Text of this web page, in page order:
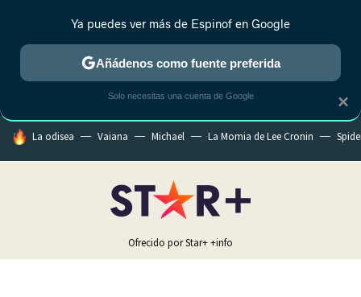
MENÚ NUEVO
ESTRENOS REALITY ANIME RANKINGS CINE
HOY SE HABLA DE
La odisea Vaiana Michael La Momia de Lee Cronin
Ofrecido por Star++info
×
Ya puedes ver más de Espinof en Google
Añádenos como fuente preferida
Solo necesitas una cuenta de Google